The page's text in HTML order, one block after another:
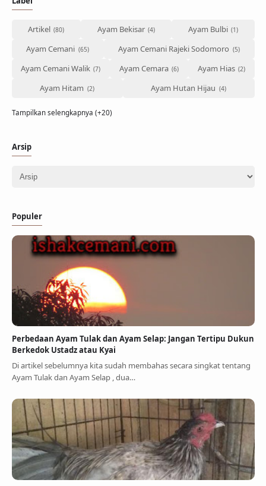
Artikel Ayam Bekisar
Ayam Bulbi
Ayam Cemani
Ayam Cemani Rajeki Sodomoro
Ayam Cemani Walik
Ayam Cemara
Ayam Hias
Ayam Hitam
Ayam Hutan Hijau
Tampilkan selengkapnya (+20)
Arsip
Populer
Perbedaan Ayam Tulak dan Ayam Selap: Jangan Tertipu Dukun
Berkedok Ustadz atau Kyai
Di artikel sebelumnya kita sudah membahas secara singkat tentang
Ayam Tulak dan Ayam Selap , dua…